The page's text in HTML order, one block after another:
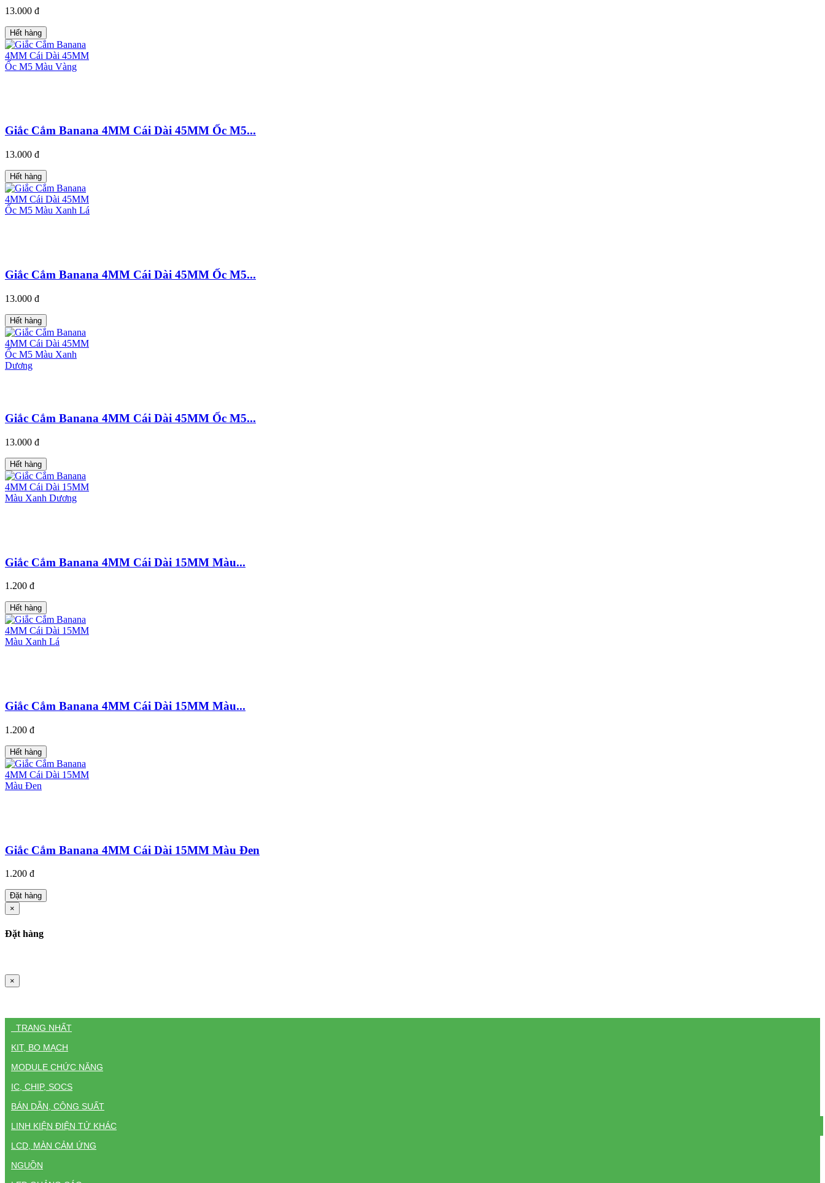
13.000 đ
Hết hàng
Giắc Cắm Banana 4MM Cái Dài 45MM Ốc M5...
13.000 đ
Hết hàng
Giắc Cắm Banana 4MM Cái Dài 45MM Ốc M5...
13.000 đ
Hết hàng
Giắc Cắm Banana 4MM Cái Dài 45MM Ốc M5...
13.000 đ
Hết hàng
Giắc Cắm Banana 4MM Cái Dài 15MM Màu...
1.200 đ
Hết hàng
Giắc Cắm Banana 4MM Cái Dài 15MM Màu...
1.200 đ
Hết hàng
Giắc Cắm Banana 4MM Cái Dài 15MM Màu Đen
1.200 đ
Đặt hàng
×
Đặt hàng
×
TRANG NHẤT
KIT, BO MẠCH
MODULE CHỨC NĂNG
IC, CHIP, SOCS
BÁN DẪN, CÔNG SUẤT
LINH KIỆN ĐIỆN TỬ KHÁC
LCD, MÀN CẢM ỨNG
NGUỒN